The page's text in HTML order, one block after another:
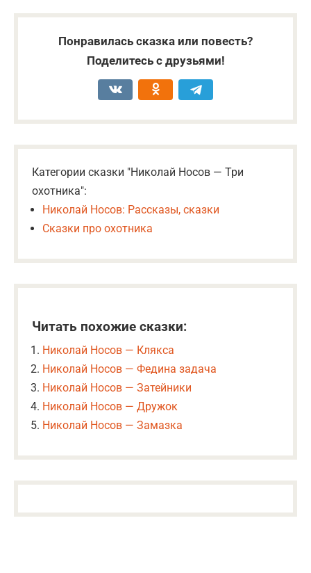
Понравилась сказка или повесть?
Поделитесь с друзьями!
Категории сказки "Николай Носов — Три
охотника":
Николай Носов: Рассказы, сказки
Сказки про охотника
Читать похожие сказки:
Николай Носов — Клякса
Николай Носов — Федина задача
Николай Носов — Затейники
Николай Носов — Дружок
Николай Носов — Замазка